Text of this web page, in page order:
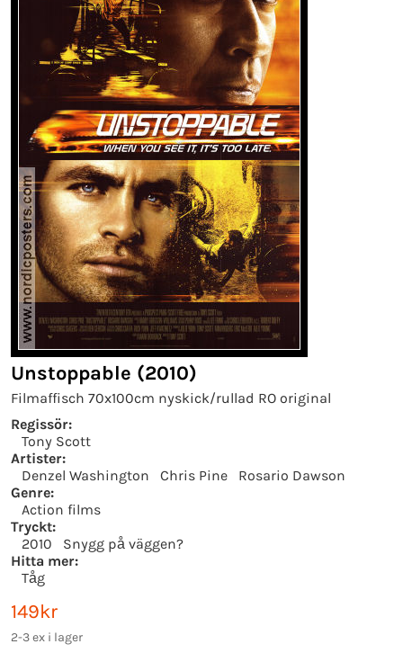
Unstoppable (2010)
Filmaffisch 70x100cm nyskick/rullad RO original
Regissör:
Tony Scott
Artister:
Denzel Washington
Chris Pine
Rosario Dawson
Genre:
Action films
Tryckt:
2010
Snygg på väggen?
Hitta mer:
Tåg
149kr
2-3 ex i lager